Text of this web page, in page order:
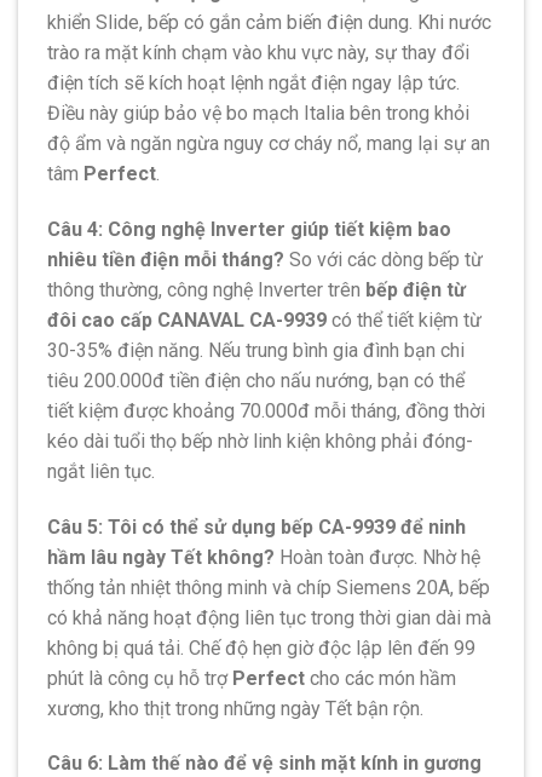
khiển Slide, bếp có gắn cảm biến điện dung. Khi nước
trào ra mặt kính chạm vào khu vực này, sự thay đổi
điện tích sẽ kích hoạt lệnh ngắt điện ngay lập tức.
Điều này giúp bảo vệ bo mạch Italia bên trong khỏi
độ ẩm và ngăn ngừa nguy cơ cháy nổ, mang lại sự an
tâm Perfect.
Câu 4: Công nghệ Inverter giúp tiết kiệm bao
nhiêu tiền điện mỗi tháng? So với các dòng bếp từ
thông thường, công nghệ Inverter trên bếp điện từ
đôi cao cấp CANAVAL CA-9939 có thể tiết kiệm từ
30-35% điện năng. Nếu trung bình gia đình bạn chi
tiêu 200.000đ tiền điện cho nấu nướng, bạn có thể
tiết kiệm được khoảng 70.000đ mỗi tháng, đồng thời
kéo dài tuổi thọ bếp nhờ linh kiện không phải đóng-
ngắt liên tục.
Câu 5: Tôi có thể sử dụng bếp CA-9939 để ninh
hầm lâu ngày Tết không? Hoàn toàn được. Nhờ hệ
thống tản nhiệt thông minh và chíp Siemens 20A, bếp
có khả năng hoạt động liên tục trong thời gian dài mà
không bị quá tải. Chế độ hẹn giờ độc lập lên đến 99
phút là công cụ hỗ trợ Perfect cho các món hầm
xương, kho thịt trong những ngày Tết bận rộn.
Câu 6: Làm thế nào để vệ sinh mặt kính in gương